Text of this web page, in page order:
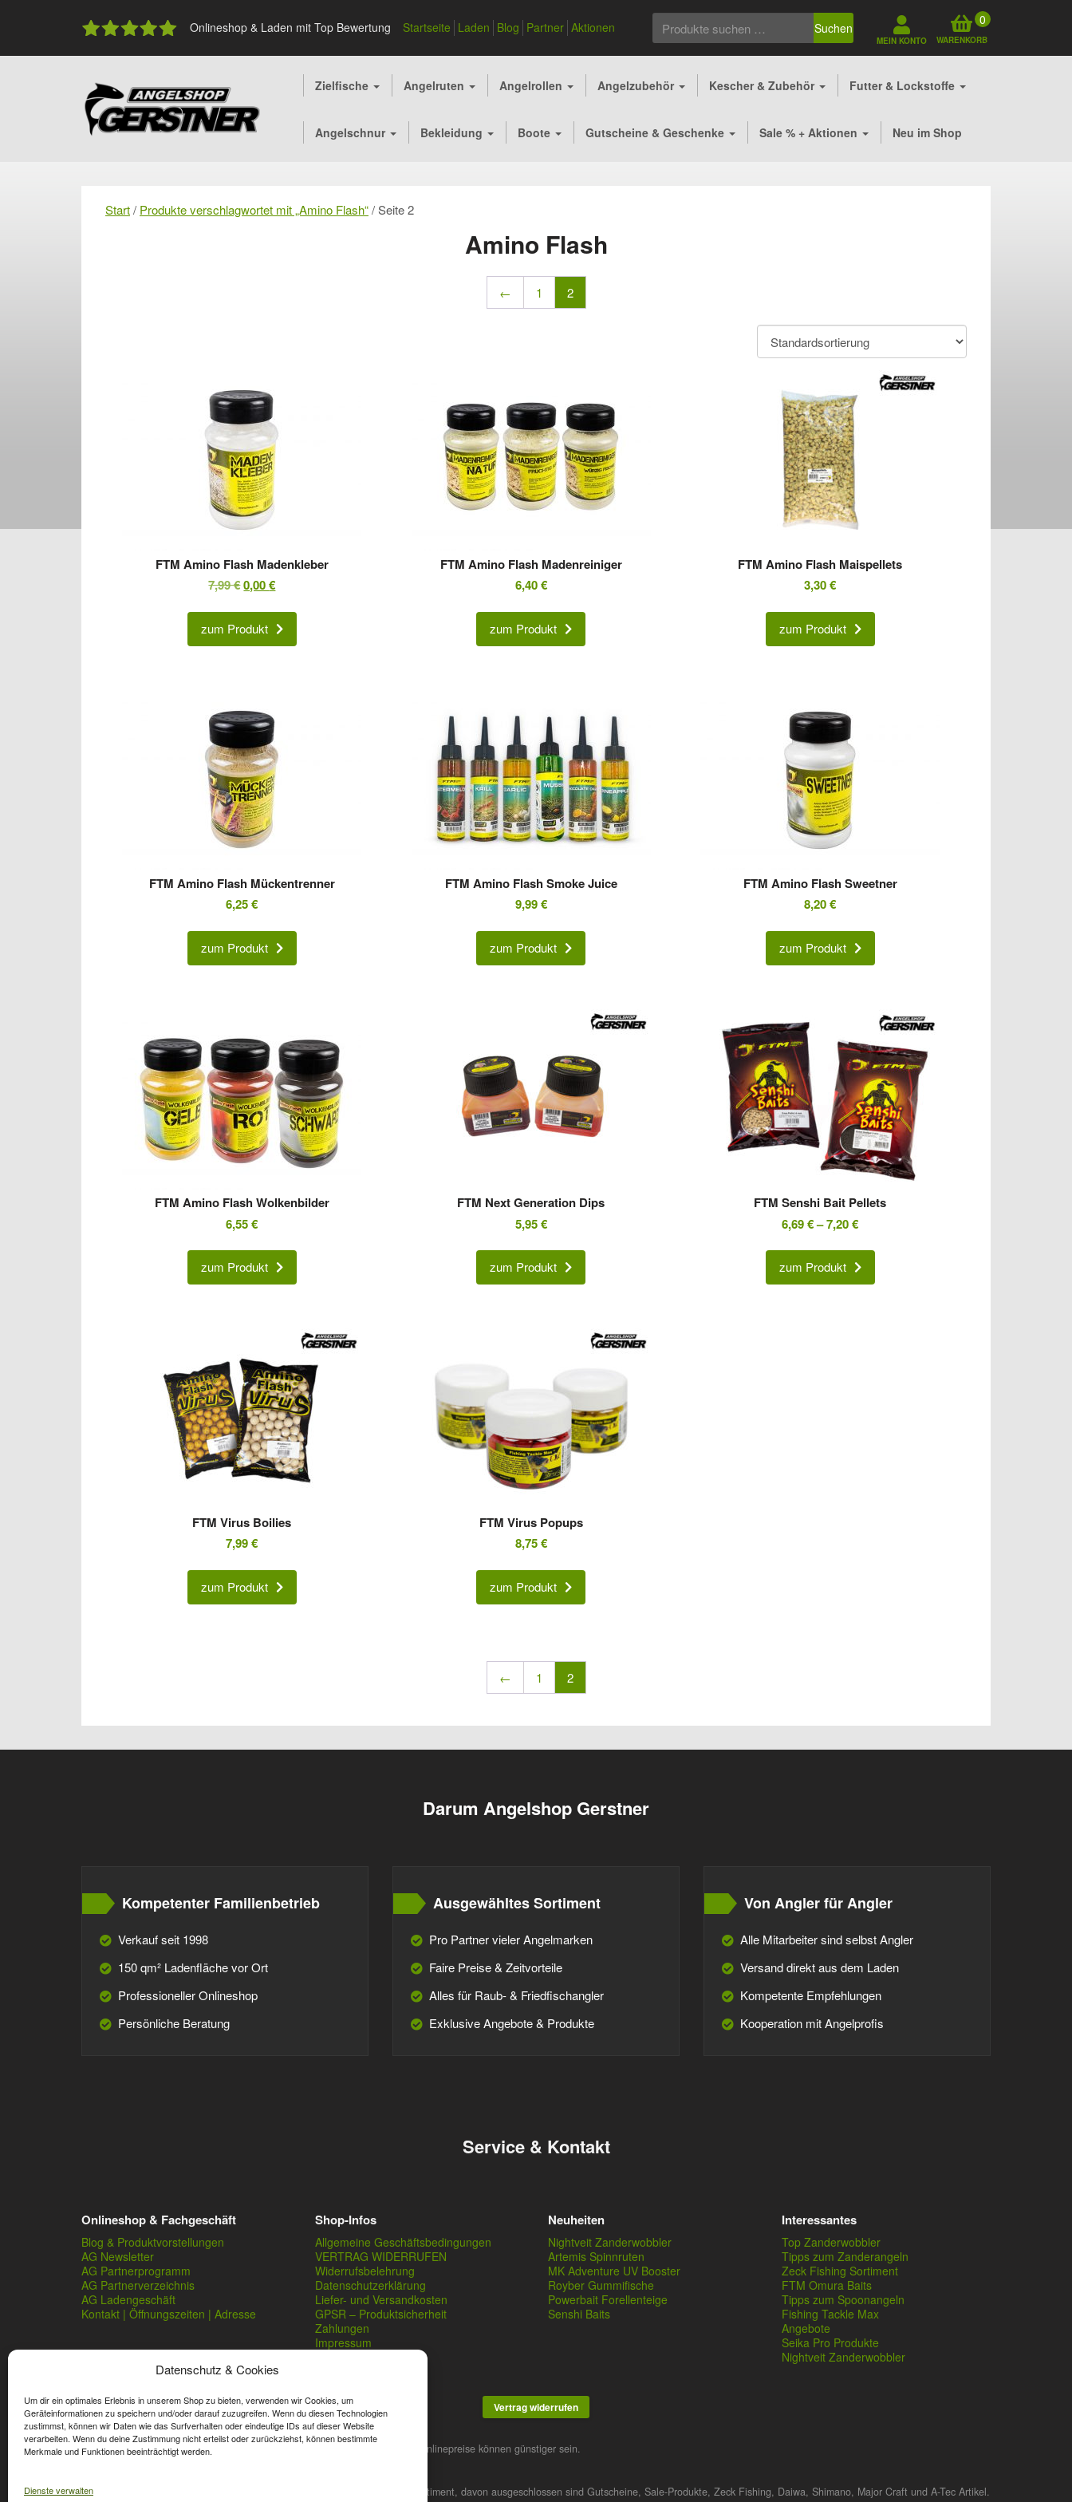
Datenschutz & Cookies
Um dir ein optimales Erlebnis in unserem Shop zu bieten, verwenden wir Cookies, um
Geräteinformationen zu speichern und/oder darauf zuzugreifen. Wenn du diesen Technologien
zustimmst, können wir Daten wie das Surfverhalten oder eindeutige IDs auf dieser Website
verarbeiten. Wenn du deine Zustimmung nicht erteilst oder zurückziehst, können bestimmte
Merkmale und Funktionen beeinträchtigt werden.
Dienste verwalten
Onlineshop & Laden mit Top Bewertung Startseite Laden Blog Partner Aktionen
nach:
Suchen
MEIN KONTO
0
WARENKORB
Zielfische Angelruten Angelrollen Angelzubehör Kescher & Zubehör Futter & Lockstoffe
Angelschnur Bekleidung Boote Gutscheine & Geschenke Sale % + Aktionen Neu im Shop
Start/ Produkte verschlagwortet mit „Amino Flash“/ Seite 2
Amino Flash
← 1 2
FTM Amino Flash Madenkleber
7,99€Ursprünglicher
war:
7,99 €
0,00€Aktueller
ist:
0,00 €.
zum Produkt
FTM Amino Flash Madenreiniger
6,40€
zum Produkt
FTM Amino Flash Maispellets
3,30€
zum Produkt
FTM Amino Flash Mückentrenner
6,25€
zum Produkt
FTM Amino Flash Smoke Juice
9,99€
zum Produkt
FTM Amino Flash Sweetner
8,20€
zum Produkt
FTM Amino Flash Wolkenbilder
6,55€
zum Produkt
FTM Next Generation Dips
5,95€
zum Produkt
FTM Senshi Bait Pellets
6,69€–7,20€
zum Produkt
FTM Virus Boilies
7,99€
zum Produkt
FTM Virus Popups
8,75€
zum Produkt
← 1 2
Darum Angelshop Gerstner
Kompetenter Familienbetrieb
Verkauf seit 1998
150 qm² Ladenfläche vor Ort
Professioneller Onlineshop
Persönliche Beratung
Ausgewähltes Sortiment
Pro Partner vieler Angelmarken
Faire Preise & Zeitvorteile
Alles für Raub- & Friedfischangler
Exklusive Angebote & Produkte
Von Angler für Angler
Alle Mitarbeiter sind selbst Angler
Versand direkt aus dem Laden
Kompetente Empfehlungen
Kooperation mit Angelprofis
Service & Kontakt
Onlineshop & Fachgeschäft
Blog & Produktvorstellungen
AG Newsletter
AG Partnerprogramm
AG Partnerverzeichnis
AG Ladengeschäft
Kontakt | Öffnungszeiten | Adresse
Shop-Infos
Allgemeine Geschäftsbedingungen
VERTRAG WIDERRUFEN
Widerrufsbelehrung
Datenschutzerklärung
Liefer- und Versandkosten
GPSR – Produktsicherheit
Zahlungen
Impressum
Neuheiten
Nightveit Zanderwobbler
Artemis Spinnruten
MK Adventure UV Booster
Royber Gummifische
Powerbait Forellenteige
Senshi Baits
Interessantes
Top Zanderwobbler
Tipps zum Zanderangeln
Zeck Fishing Sortiment
FTM Omura Baits
Tipps zum Spoonangeln
Fishing Tackle Max
Angebote
Seika Pro Produkte
Nightveit Zanderwobbler
Vertrag widerrufen
* Streichpreise sind reguläre Ladenpreise von Angelshop Gerstner. Unsere Onlinepreise können günstiger sein.
Affiliate, Partner Rabatt-Codes und Aktionscodes gelten für das gesamte Sortiment, davon ausgeschlossen sind Gutscheine, Sale-Produkte, Zeck Fishing, Daiwa, Shimano, Major Craft und A-Tec Artikel.